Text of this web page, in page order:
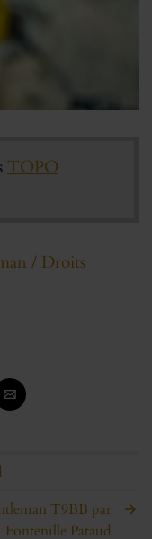
TOPO
/ Droits
T9BB par
Fontenille Pataud